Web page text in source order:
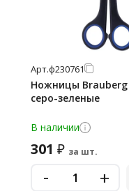
Арт.ф230761
Ножницы Brauberg
серо-зеленые
В наличии
301 ₽ за шт.
- +